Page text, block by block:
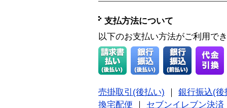
支払方法について
以下のお支払い方法がご利用で
売掛取引(後払い)
銀行振込(後
換宅配便
セブンイレブン決済